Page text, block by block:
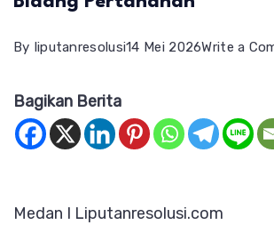
By liputanresolusi14 Mei 2026Write a
Bagikan Berita
Medan I Liputanresolusi.com